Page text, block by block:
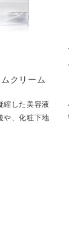
クリーム
縮した美容液
や、化粧下地